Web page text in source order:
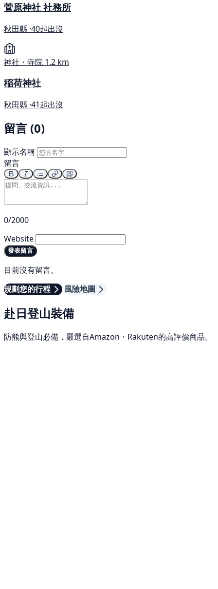
菅原神社 社務所
秋田縣 ·40起出沒
神社・寺院 1.2 km
稲荷神社
秋田縣 ·41起出沒
留言 (0)
顯示名稱
留言
0/2000
Website
發表留言
目前沒有留言。
規劃您的行程
風險地圖
赴日登山裝備
防熊與登山必備，嚴選自Amazon・Rakuten的高評價商品。